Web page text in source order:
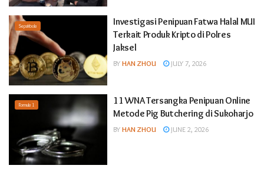
Sepakbola
Investigasi Penipuan Fatwa Halal MUI
Terkait Produk Kripto di Polres
Jaksel
BY HAN ZHOU JULY 7, 2026
Formula 1
11 WNA Tersangka Penipuan Online
Metode Pig Butchering di Sukoharjo
BY HAN ZHOU JUNE 2, 2026